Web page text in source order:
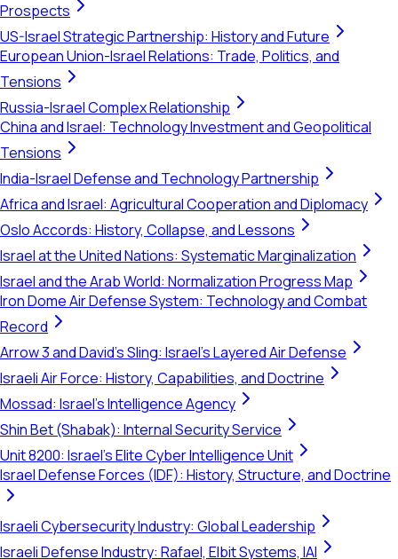
Prospects
US-Israel Strategic Partnership: History and Future
European Union-Israel Relations: Trade, Politics, and
Tensions
Russia-Israel Complex Relationship
China and Israel: Technology Investment and Geopolitical
Tensions
India-Israel Defense and Technology Partnership
Africa and Israel: Agricultural Cooperation and Diplomacy
Oslo Accords: History, Collapse, and Lessons
Israel at the United Nations: Systematic Marginalization
Israel and the Arab World: Normalization Progress Map
Iron Dome Air Defense System: Technology and Combat
Record
Arrow 3 and David's Sling: Israel's Layered Air Defense
Israeli Air Force: History, Capabilities, and Doctrine
Mossad: Israel's Intelligence Agency
Shin Bet (Shabak): Internal Security Service
Unit 8200: Israel's Elite Cyber Intelligence Unit
Israel Defense Forces (IDF): History, Structure, and Doctrine
Israeli Cybersecurity Industry: Global Leadership
Israeli Defense Industry: Rafael, Elbit Systems, IAI